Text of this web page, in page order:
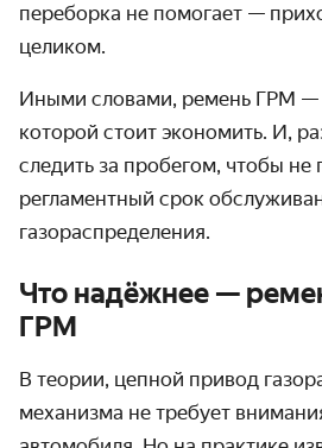
переборка не помогает —
целиком.
Иными словами, ремень ГРМ —
которой стоит экономить. И,
следить за пробегом, чтобы не
регламентный срок
газораспределения.
Что надёжнее —
ГРМ
В теории, цепной привод
механизма не требует